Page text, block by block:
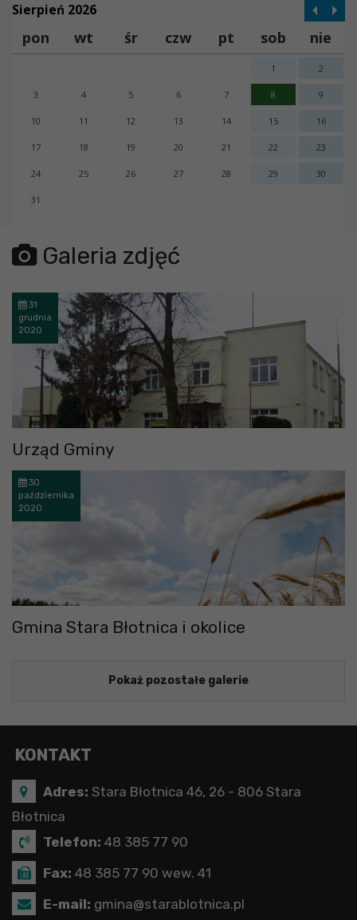
Sierpień 2026
pon wt śr czw pt sob nie
1 2
3 4 5 6 7 8 9
10 11 12 13 14 15 16
17 18 19 20 21 22 23
24 25 26 27 28 29 30
31
error getting json:
Galeria zdjęć
31
grudnia
2020
Urząd Gminy
30
października
2020
Gmina Stara Błotnica i okolice
Pokaż pozostałe galerie
KONTAKT
Adres: Stara Błotnica 46, 26 - 806 Stara
Błotnica
Telefon: 48 385 77 90
Fax: 48 385 77 90 wew. 41
E-mail: gmina@starablotnica.pl